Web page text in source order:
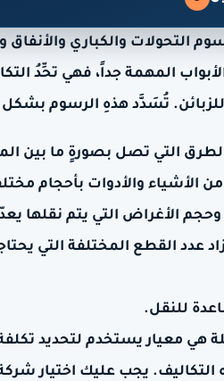
التحولات والكباري والأنفاق
المهمة جداً، فهي تحِّدُ
تُسَدَّد هذهِ الرسوم
التي تصل بصورةٍ ما بين
الأشياء والأدوات بأحجام
الأغراض التي يتم نقلها
عدد القطع المختلفة التي
للنقل.
هي معيار يستخدم لتحديد
التكاليف. يجب عليك